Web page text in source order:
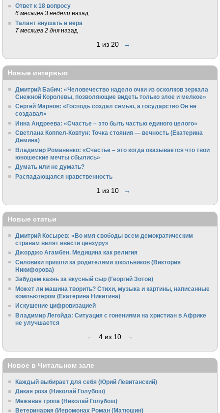
Ответ к 18 вопросу
6 месяцев 3 недели назад
Талант внушать и вера
7 месяцев 2 дня назад
1 из 20 →
Новые интервью
Дмитрий Бабич: «Человечество надело очки из осколков зеркала
Снежной Королевы, позволяющие видеть только злое и мелкое»
Сергей Марнов: «Господь создал семью, а государство Он не
создавал»
Инна Андреева: «Счастье – это быть частью единого целого»
Светлана Коппел-Ковтун: Точка стояния — вечность (Екатерина
Демина)
Владимир Романенко: «Счастье – это когда оказывается что твои
юношеские мечты сбылись»
Думать или не думать?
Распадающаяся нравственность
1 из 10 →
Новые статьи
Дмитрий Косырев: «Во имя свободы всем демократическим
странам велят ввести цензуру»
Джорджо Агамбен. Медицина как религия
Силовики пришли за родителями школьников (Виктория
Никифорова)
Забудем казнь за вкусный сыр (Георгий Зотов)
Может ли машина творить? Стихи, музыка и картины, написанные
компьютером (Екатерина Никитина)
Искушение цифровизацией
Владимир Легойда: Ситуация с гонениями на христиан в Африке
не улучшается
← 4 из 10 →
Новое в Читальном зале
Каждый выбирает для себя (Юрий Левитанский)
Дикая роза (Николай Голубош)
Межевая тропа (Николай Голубош)
Ветеринария (Иеромонах Роман (Матюшин)